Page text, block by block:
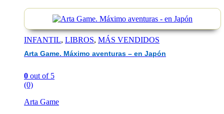
INFANTIL, LIBROS, MÁS VENDIDOS
Arta Game. Máximo aventuras – en Japón
0 out of 5
(0)
Arta Game